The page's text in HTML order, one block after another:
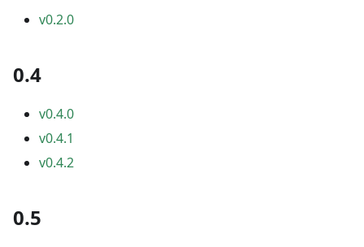
v0.2.0
0.4
v0.4.0
v0.4.1
v0.4.2
0.5